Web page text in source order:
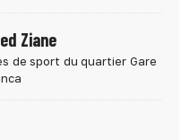
Ziane
de sport du quartier Gare